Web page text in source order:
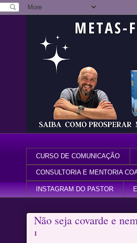
CURSO DE COMUNICAÇÃO
CONSULTORIA E MENTORIA
INSTAGRAM DO PASTOR
Não seja covarde e
¹